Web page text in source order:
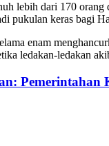
lebih dari 170
pukulan keras bagi
enam
ledakan-ledakan
Pemerintahan